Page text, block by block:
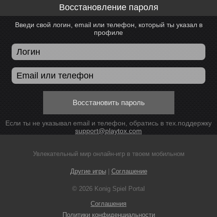
Восстановление пароля
Введи свой логин, email или телефон, который ты указал в
профиле
Восстановить пароль
Если ты не указывал email и телефон, обратись в тех.поддержку
support@playtox.com
Увлекательный мир онлайн-игр в твоем мобильном
Другие игры| Соглашение
© 2026 Konig Spiel Portal
Соглашения
Политики конфиденциальности